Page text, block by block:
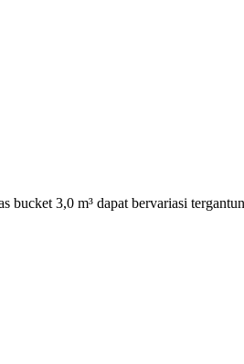
3,0 m³ dapat bervariasi